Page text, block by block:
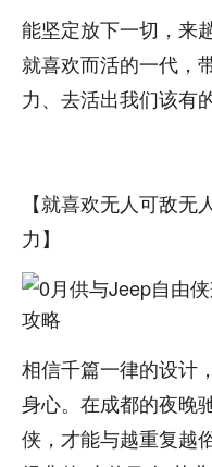
能坚定放下一切，来
就喜欢而活的一代，
力、去活出我们该有
【就喜欢无人可敌
力】
相信千篇一律的设计
身心。在成都的夜晚
侠，才能与越重复越